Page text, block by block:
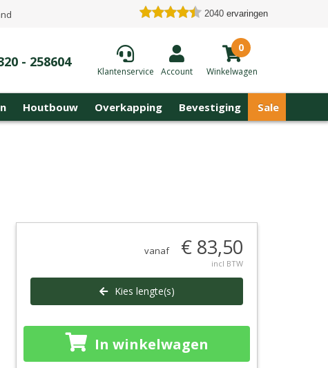
2040 ervaringen
- 258604
Klantenservice Account
0
Winkelwagen
Houtbouw Overkapping Bevestiging Sale
vanaf € 83,50
incl BTW
Kies lengte(s)
In winkelwagen